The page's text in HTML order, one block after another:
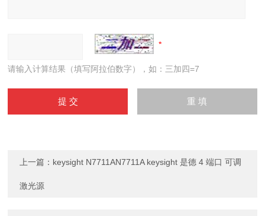
请输入计算结果（填写阿拉伯数字），如：三加四=7
上一篇： keysight N7711AN7711A keysight 是德 4 端口 可调
激光源